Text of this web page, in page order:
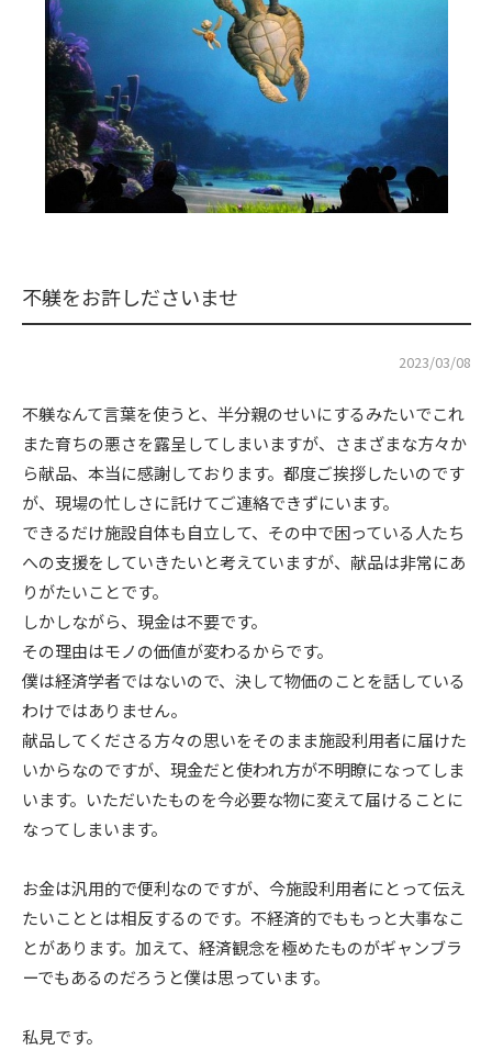
不躾をお許しださいませ
2023/03/08
不躾なんて言葉を使うと、半分親のせいにするみたいでこれ
また育ちの悪さを露呈してしまいますが、さまざまな方々か
ら献品、本当に感謝しております。都度ご挨拶したいのです
が、現場の忙しさに託けてご連絡できずにいます。
できるだけ施設自体も自立して、その中で困っている人たち
への支援をしていきたいと考えていますが、献品は非常にあ
りがたいことです。
しかしながら、現金は不要です。
その理由はモノの価値が変わるからです。
僕は経済学者ではないので、決して物価のことを話している
わけではありません。
献品してくださる方々の思いをそのまま施設利用者に届けた
いからなのですが、現金だと使われ方が不明瞭になってしま
います。いただいたものを今必要な物に変えて届けることに
なってしまいます。
お金は汎用的で便利なのですが、今施設利用者にとって伝え
たいこととは相反するのです。不経済的でももっと大事なこ
とがあります。加えて、経済観念を極めたものがギャンブラ
ーでもあるのだろうと僕は思っています。
私見です。